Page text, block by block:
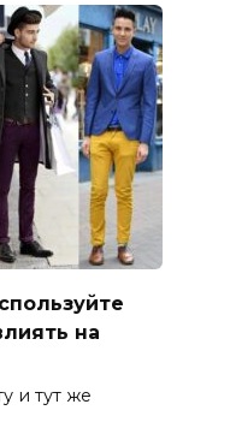
на
и тут же